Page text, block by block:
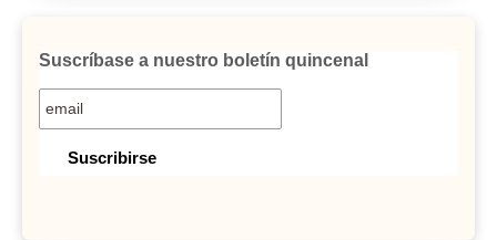
Suscríbase a nuestro boletín quincenal